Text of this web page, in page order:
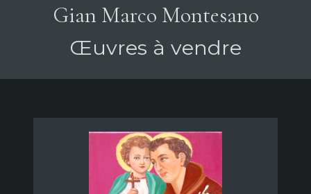
Gian Marco Montesano
Œuvres à vendre